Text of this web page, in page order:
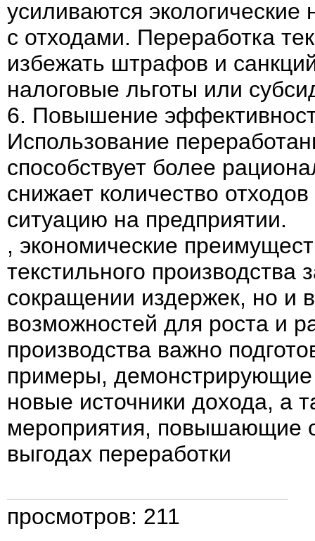
усиливаются
с отходами. Переработка
избежать штрафов и
налоговые льготы или
6. Повышение
Использование
способствует более
снижает количество
ситуацию на предприятии.
, экономические
текстильного производства
сокращении издержек, но и
возможностей для роста и
производства важно
примеры,
новые источники дохода, а
мероприятия, повышающие
выгодах переработки
просмотров: 211